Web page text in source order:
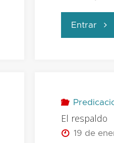
Entrar "El
la
El respaldo
19 de